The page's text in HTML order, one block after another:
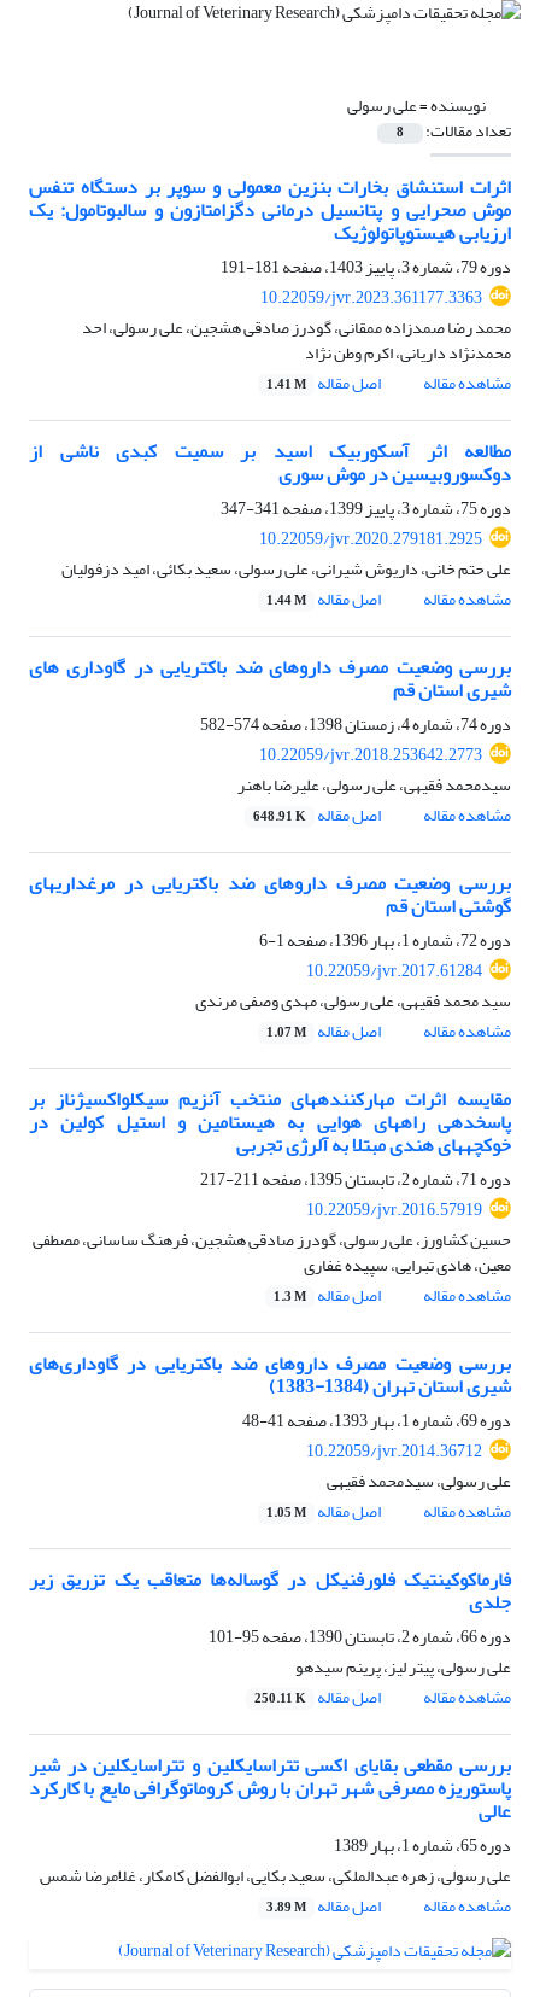
نویسنده =علی رسولی
تعداد مقالات: 8
اثرات استنشاق بخارات بنزین معمولی و سوپر بر دستگاه تنفس
موش صحرایی و پتانسیل درمانی دگزامتازون و سالبوتامول: یک
ارزیابی هیستوپاتولوژیک
دوره 79، شماره 3، پاییز 1403، صفحه
181-191
10.22059/jvr.2023.361177.3363
محمد رضا صمدزاده ممقانی، گودرز صادقی هشجین، علی رسولی، احد
محمدنژاد داریانی، اکرم وطن نژاد
مشاهده مقاله
اصل مقاله 1.41 M
مطالعه اثر آسکوربیک اسید بر سمیت کبدی ناشی از
دوکسوروبیسین در موش سوری
دوره 75، شماره 3، پاییز 1399، صفحه
341-347
10.22059/jvr.2020.279181.2925
علی حتم خانی، داریوش شیرانی، علی رسولی، سعید بکائی، امید دزفولیان
مشاهده مقاله
اصل مقاله 1.44 M
بررسی وضعیت مصرف داروهای ضد باکتریایی در گاوداری های
شیری استان قم
دوره 74، شماره 4، زمستان 1398، صفحه
574-582
10.22059/jvr.2018.253642.2773
سیدمحمد فقیهی، علی رسولی، علیرضا باهنر
مشاهده مقاله
اصل مقاله 648.91 K
بررسی وضعیت مصرف داروهای ضد باکتریایی در مرغداریهای
گوشتی استان قم
دوره 72، شماره 1، بهار 1396، صفحه
1-6
10.22059/jvr.2017.61284
سید محمد فقیهی، علی رسولی، مهدی وصفی مرندی
مشاهده مقاله
اصل مقاله 1.07 M
مقایسه اثرات مهارکنندههای منتخب آنزیم سیکلواکسیژناز بر
پاسخدهی راههای هوایی به هیستامین و استیل کولین در
خوکچههای هندی مبتلا به آلرژی تجربی
دوره 71، شماره 2، تابستان 1395، صفحه
211-217
10.22059/jvr.2016.57919
حسین کشاورز، علی رسولی، گودرز صادقی هشجین، فرهنگ ساسانی، مصطفی
معین، هادی تبرایی، سپیده غفاری
مشاهده مقاله
اصل مقاله 1.3 M
بررسی وضعیت مصرف داروهای ضد باکتریایی در گاوداری‌های
شیری استان تهران (1384‌-1383‌)
دوره 69، شماره 1، بهار 1393، صفحه
41-48
10.22059/jvr.2014.36712
علی رسولی، سیدمحمد فقیهی
مشاهده مقاله
اصل مقاله 1.05 M
فارماکوکینتیک فلورفنیکل در گوساله‌ها متعاقب یک تزریق زیر
جلدی
دوره 66، شماره 2، تابستان 1390، صفحه
95-101
علی رسولی، پیتر لیز، پرینم سیدهو
مشاهده مقاله
اصل مقاله 250.11 K
بررسی مقطعی بقایای اکسی تتراسایکلین و تتراسایکلین در شیر
پاستوریزه مصرفی شهر تهران با روش کروماتوگرافی مایع با کارکرد
عالی
دوره 65، شماره 1، بهار 1389
علی رسولی، زهره عبدالملکی، سعید بکایی، ابوالفضل کامکار، غلامرضا شمس
مشاهده مقاله
اصل مقاله 3.89 M